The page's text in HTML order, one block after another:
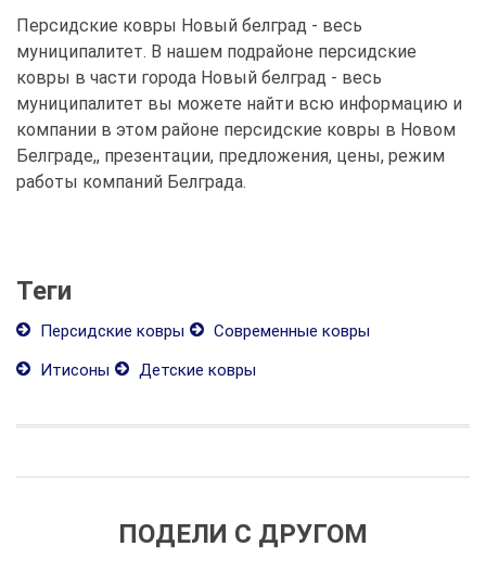
Персидские ковры Новый белград - весь
муниципалитет. В нашем подрайоне персидские
ковры в части города Новый белград - весь
муниципалитет вы можете найти всю информацию и
компании в этом районе персидские ковры в Новом
Белграде,, презентации, предложения, цены, режим
работы компаний Белграда.
Теги
Персидские ковры
Современные ковры
Итисоны
Детские ковры
ПОДЕЛИ С ДРУГОМ